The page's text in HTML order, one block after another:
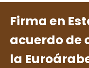
Firma en
acuerdo de
la